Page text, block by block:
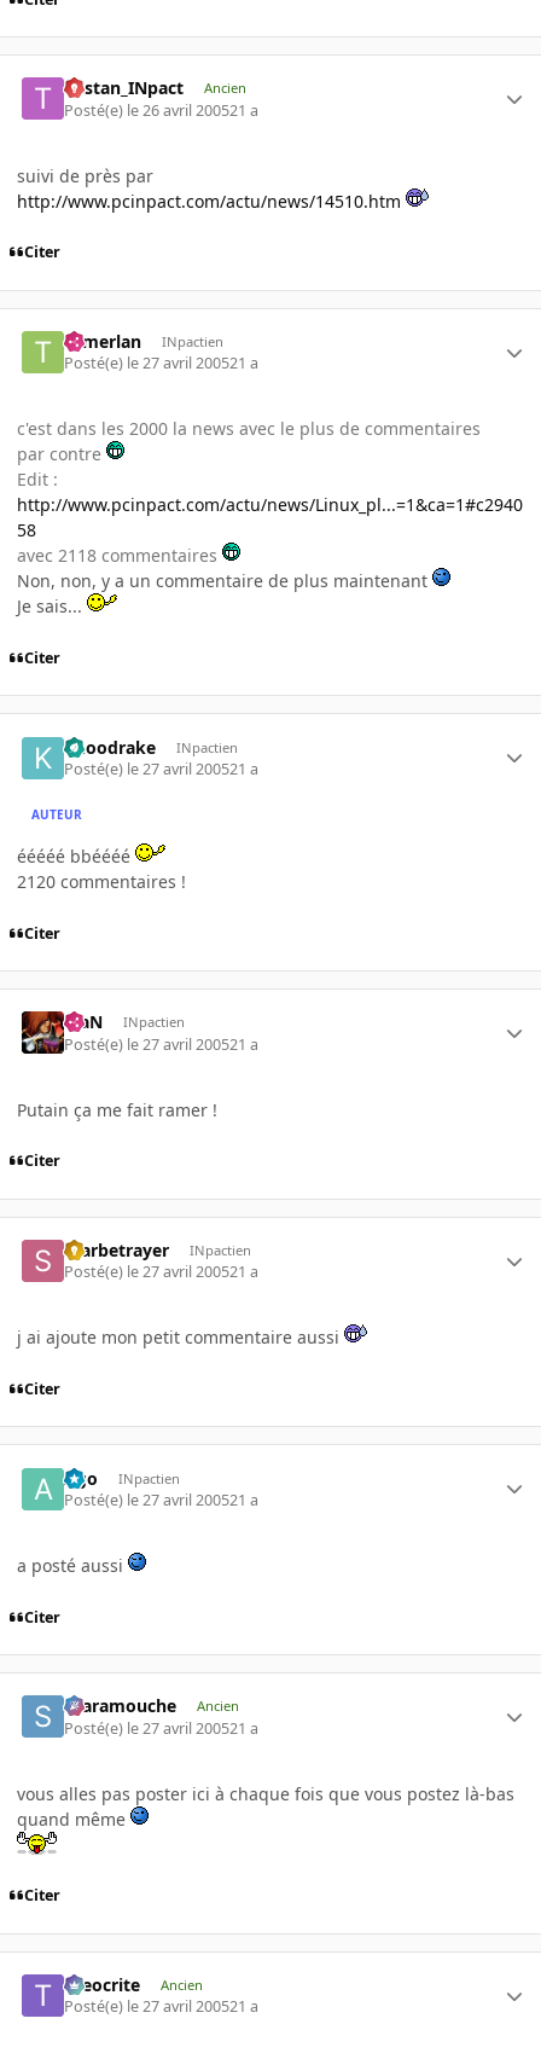
Tristan_INpact Ancien
Posté(e) le 26 avril 200521 a
suivi de près par
http://www.pcinpact.com/actu/news/14510.htm
Citer
Tamerlan INpactien
Posté(e) le 27 avril 200521 a
c'est dans les 2000 la news avec le plus de commentaires
par contre
Edit :
http://www.pcinpact.com/actu/news/Linux_pl...=1&ca=1#c2940
58
avec 2118 commentaires
Non, non, y a un commentaire de plus maintenant
Je sais...
Citer
knoodrake INpactien
Posté(e) le 27 avril 200521 a
AUTEUR
ééééé bbéééé
2120 commentaires !
Citer
KiaN INpactien
Posté(e) le 27 avril 200521 a
Putain ça me fait ramer !
Citer
Starbetrayer INpactien
Posté(e) le 27 avril 200521 a
j ai ajoute mon petit commentaire aussi
Citer
Ago INpactien
Posté(e) le 27 avril 200521 a
a posté aussi
Citer
Scaramouche Ancien
Posté(e) le 27 avril 200521 a
vous alles pas poster ici à chaque fois que vous postez là-bas
quand même
Citer
theocrite Ancien
Posté(e) le 27 avril 200521 a